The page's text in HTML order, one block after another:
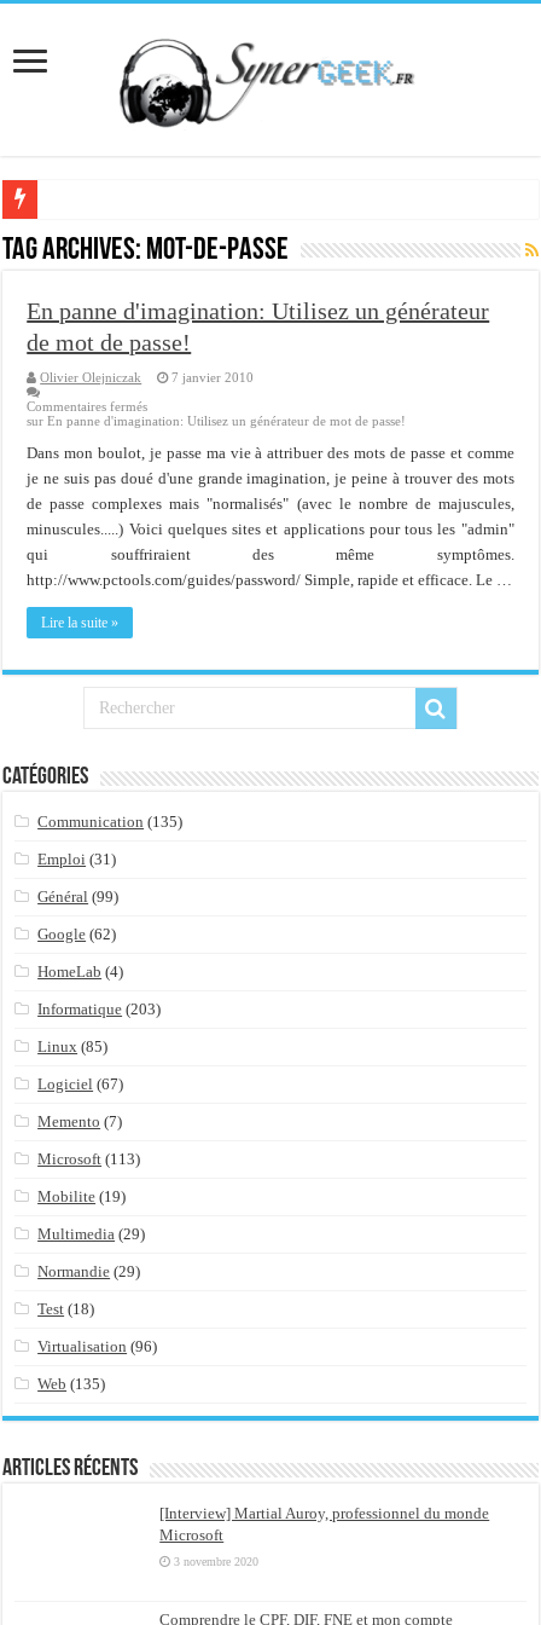
[Interview] Martial Auroy, professionnel du monde Microsoft
Supprimer une boite partagée avec outlook 2010 ou 2013 (environnement
Veille technologique du 13-02-2016
Veille technologique du 23/01/2016
Veille technologique du 17-01-2016
Bonne année 2016 et rétro 2015
Memento - Centos revenir en arrière après un yum update
Importer du contenu XML dans une table SQL serveur
OnlyOffice, une solution CRM/Gestion documents et plus encore...
Tag Archives: mot-de-passe
En panne d'imagination: Utilisez un générateur
de mot de passe!
Olivier Olejniczak
7 janvier 2010
Commentaires fermés
sur En panne d'imagination: Utilisez un générateur de mot de passe!
Dans mon boulot, je passe ma vie à attribuer des mots de passe et comme
je ne suis pas doué d'une grande imagination, je peine à trouver des mots
de passe complexes mais "normalisés" (avec le nombre de majuscules,
minuscules.....) Voici quelques sites et applications pour tous les "admin"
qui souffriraient des même symptômes.
http://www.pctools.com/guides/password/ Simple, rapide et efficace. Le …
Lire la suite »
Catégories
Communication (135)
Emploi (31)
Général (99)
Google (62)
HomeLab (4)
Informatique (203)
Linux (85)
Logiciel (67)
Memento (7)
Microsoft (113)
Mobilite (19)
Multimedia (29)
Normandie (29)
Test (18)
Virtualisation (96)
Web (135)
Articles récents
[Interview] Martial Auroy, professionnel du monde
Microsoft
3 novembre 2020
Comprendre le CPF, DIF, FNE et mon compte